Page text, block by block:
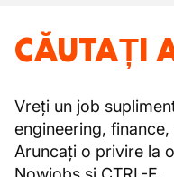
CĂUTAȚI
Vreți un job
engineering,
Aruncați o privire la